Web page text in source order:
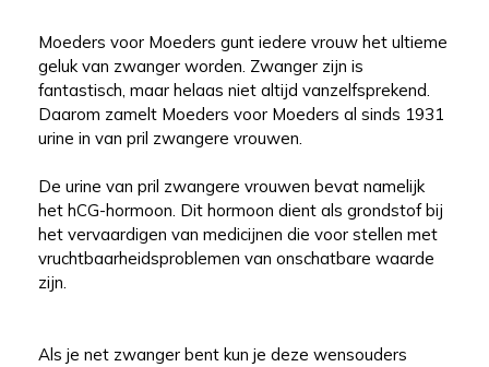
Moeders voor Moeders gunt iedere vrouw het ultieme
geluk van zwanger worden. Zwanger zijn is
fantastisch, maar helaas niet altijd vanzelfsprekend.
Daarom zamelt Moeders voor Moeders al sinds 1931
urine in van pril zwangere vrouwen.
De urine van pril zwangere vrouwen bevat namelijk
het hCG-hormoon. Dit hormoon dient als grondstof bij
het vervaardigen van medicijnen die voor stellen met
vruchtbaarheidsproblemen van onschatbare waarde
zijn.
Als je net zwanger bent kun je deze wensouders